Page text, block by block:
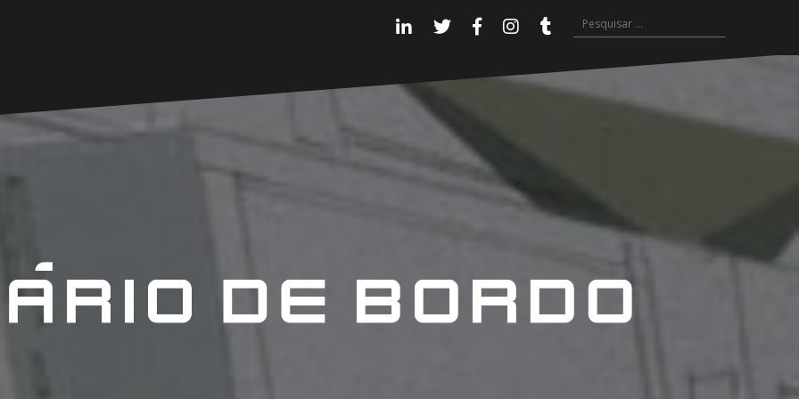
Twitter Instagram
Tumblr
Pesquisar
por: